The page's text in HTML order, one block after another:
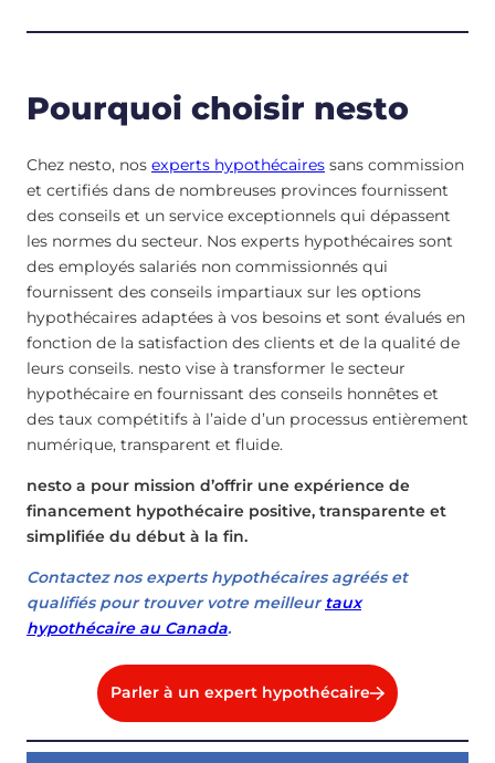
Pourquoi choisir nesto
Chez nesto, nos experts hypothécaires sans commission
et certifiés dans de nombreuses provinces fournissent
des conseils et un service exceptionnels qui dépassent
les normes du secteur. Nos experts hypothécaires sont
des employés salariés non commissionnés qui
fournissent des conseils impartiaux sur les options
hypothécaires adaptées à vos besoins et sont évalués en
fonction de la satisfaction des clients et de la qualité de
leurs conseils. nesto vise à transformer le secteur
hypothécaire en fournissant des conseils honnêtes et
des taux compétitifs à l’aide d’un processus entièrement
numérique, transparent et fluide.
nesto a pour mission d’offrir une expérience de
financement hypothécaire positive, transparente et
simplifiée du début à la fin.
Contactez nos experts hypothécaires agréés et
qualifiés pour trouver votre meilleurtaux
hypothécaire au Canada.
Parler à un expert hypothécaire